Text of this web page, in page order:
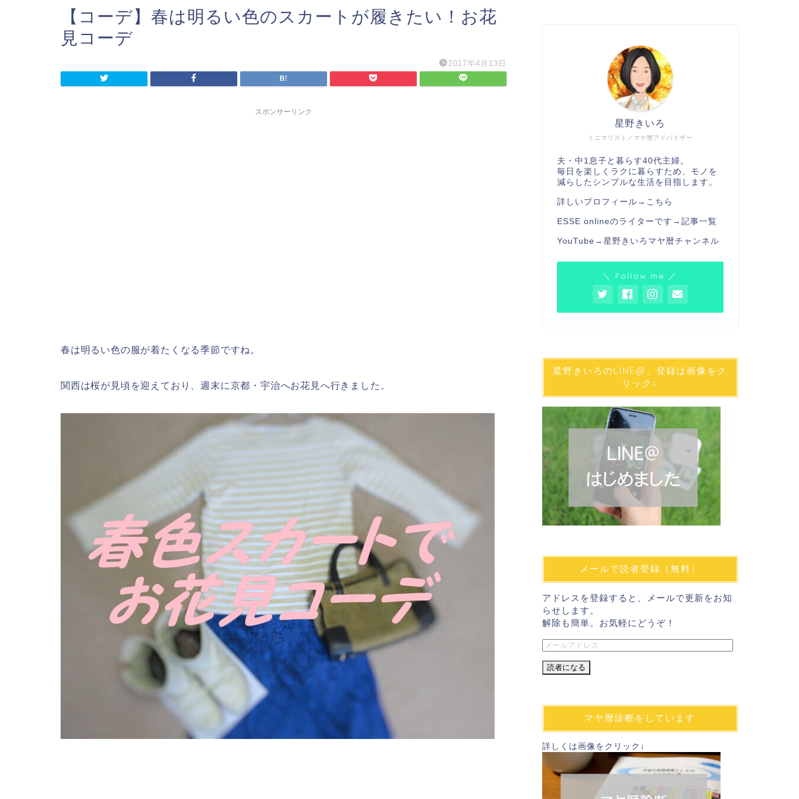
【コーデ】春は明るい色のスカートが履きたい！お花
見コーデ
2017年4月13日
スポンサーリンク
春は明るい色の服が着たくなる季節ですね。
関西は桜が見頃を迎えており、週末に京都・宇治へお花見へ行きました。
ミニマリスト／マヤ暦アドバイザー
星野きいろ
夫・中1息子と暮らす40代主婦。
毎日を楽しくラクに暮らすため、モノを
減らしたシンプルな生活を目指します。
詳しいプロフィール→ こちら
ESSE onlineのライターです→ 記事一覧
YouTube→ 星野きいろマヤ暦チャンネル
＼ Follow me ／
星野きいろのLINE@、登録は画像をク
リック↓
メールで読者登録（無料）
アドレスを登録すると、メールで更新をお知
らせします。
解除も簡単。お気軽にどうぞ！
メ
ル
レ
マヤ暦診断をしています
詳しくは画像をクリック↓